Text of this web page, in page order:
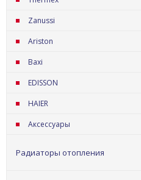
Zanussi
Ariston
Baxi
EDISSON
HAIER
Аксессуары
Радиаторы отопления